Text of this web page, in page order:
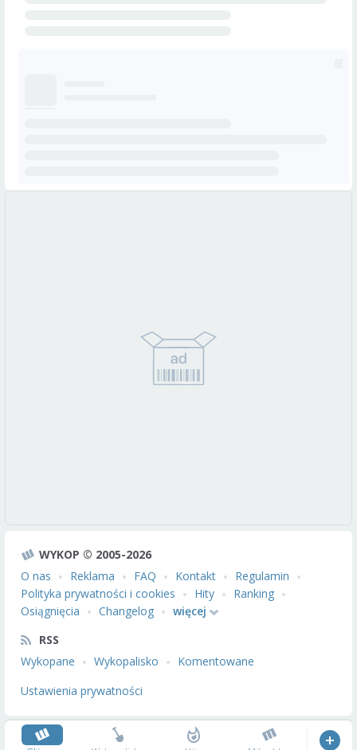
WYKOP © 2005-2026
O nas
Reklama FAQ Kontakt
Regulamin
Polityka prywatności i cookies
Hity
Ranking
Osiągnięcia
Changelog
więcej
RSS
Wykopane
Wykopalisko
Komentowane
Ustawienia prywatności